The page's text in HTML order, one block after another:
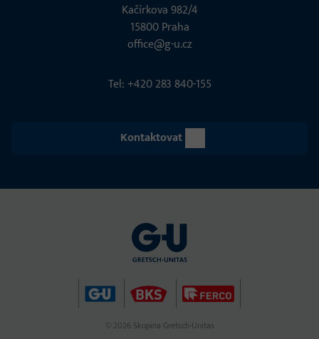
Kačírkova 982/4
15800 Praha
office@g-u.cz
Tel: +420 283 840-155
Kontaktovat
© 2026 Skupina Gretsch-Unitas